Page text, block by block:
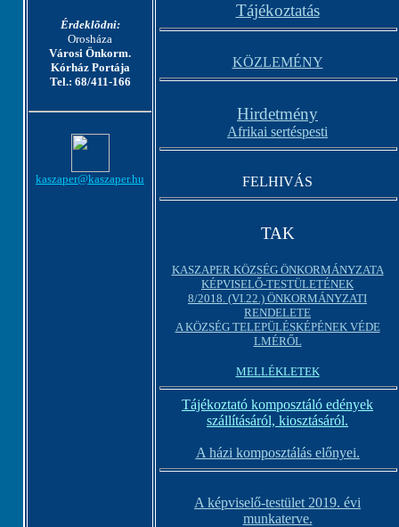
Érdeklõdni:
Orosháza
Városi Önkorm.
Kórház Portája
Tel.: 68/411-166
kaszaper@kaszaper.hu
Tájékoztatás
KÖZLEMÉNY
Hirdetmény
Afrikai sertéspesti
FELHIVÁS
TAK
KASZAPER KÖZSÉG ÖNKORMÁNYZATA
KÉPVISELŐ-TESTÜLETÉNEK
8/2018. (VI.22.) ÖNKORMÁNYZATI
RENDELETE
A KÖZSÉG TELEPÜLÉSKÉPÉNEK VÉDE
LMÉRŐL
MELLÉKLETEK
Tájékoztató komposztáló edények
szállításáról, kiosztásáról.
A házi komposztálás előnyei.
A képviselő-testület 2019. évi
munkaterve.